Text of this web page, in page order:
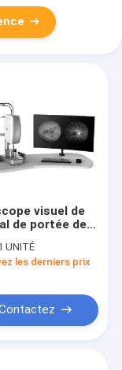
visuel de
de portée de
d'otoscope
de
UNITÉ
les derniers prix